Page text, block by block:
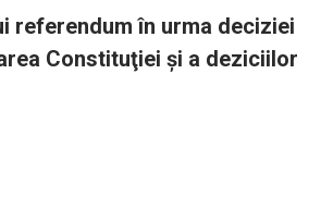
referendum în urma deciziei
Constituţiei şi a deziciilor